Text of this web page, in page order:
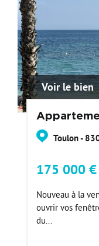
Voir le bien
Toulon -
175 000 €
Nouveau à la
ouvrir vos
du...